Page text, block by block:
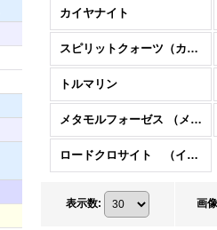
カイヤナイト
スピリットクォーツ（カクタスクォーツ）
トルマリン
メタモルフォーゼス （メタモルフォシス）
ロードクロサイト （インカローズ）
表示数: 画像